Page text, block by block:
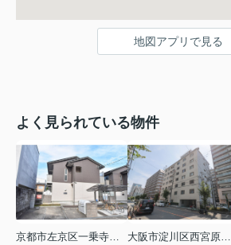
地図アプリで見る
よく見られている物件
京都市左京区一乗寺北大丸町
大阪市淀川区西宮原３丁目